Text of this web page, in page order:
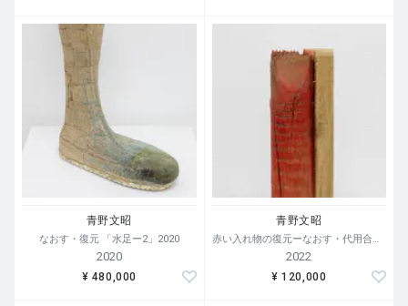
青野文昭
なおす・復元 「水足ー2」2020
2020
¥ 480,000
青野文昭
赤い入れ物の復元ーなおす・代用合体・ 2022
2022
¥ 120,000